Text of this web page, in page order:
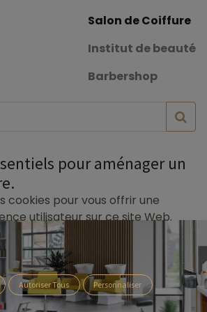
Salon de Coiffure
Institut de beauté
Barbershop
pour aménager un
cookies pour vous offrir une
utilisateur sur ce site Web.
Autoriser Tous Personnaliser